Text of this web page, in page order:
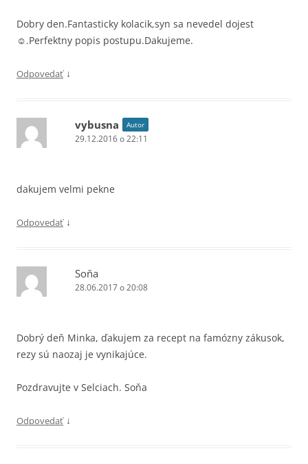
Dobry den.Fantasticky kolacik,syn sa nevedel dojest
☺.Perfektny popis postupu.Dakujeme.
Odpovedať ↓
vybusna Autor
29.12.2016 o 22:11
dakujem velmi pekne
Odpovedať ↓
Soňa
28.06.2017 o 20:08
Dobrý deň Minka, ďakujem za recept na famózny zákusok,
rezy sú naozaj je vynikajúce.
Pozdravujte v Selciach. Soňa
Odpovedať ↓